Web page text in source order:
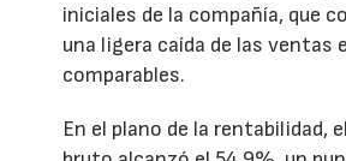
iniciales de la compañía, que
una ligera caída de las ventas
comparables.
En el plano de la rentabilidad,